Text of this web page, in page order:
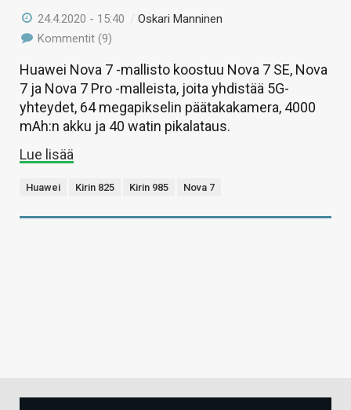
24.4.2020 - 15:40 /Oskari Manninen
Kommentit (9)
Huawei Nova 7 -mallisto koostuu Nova 7 SE, Nova
7 ja Nova 7 Pro -malleista, joita yhdistää 5G-
yhteydet, 64 megapikselin päätakakamera, 4000
mAh:n akku ja 40 watin pikalataus.
Lue lisää
Huawei Kirin 825 Kirin 985 Nova 7